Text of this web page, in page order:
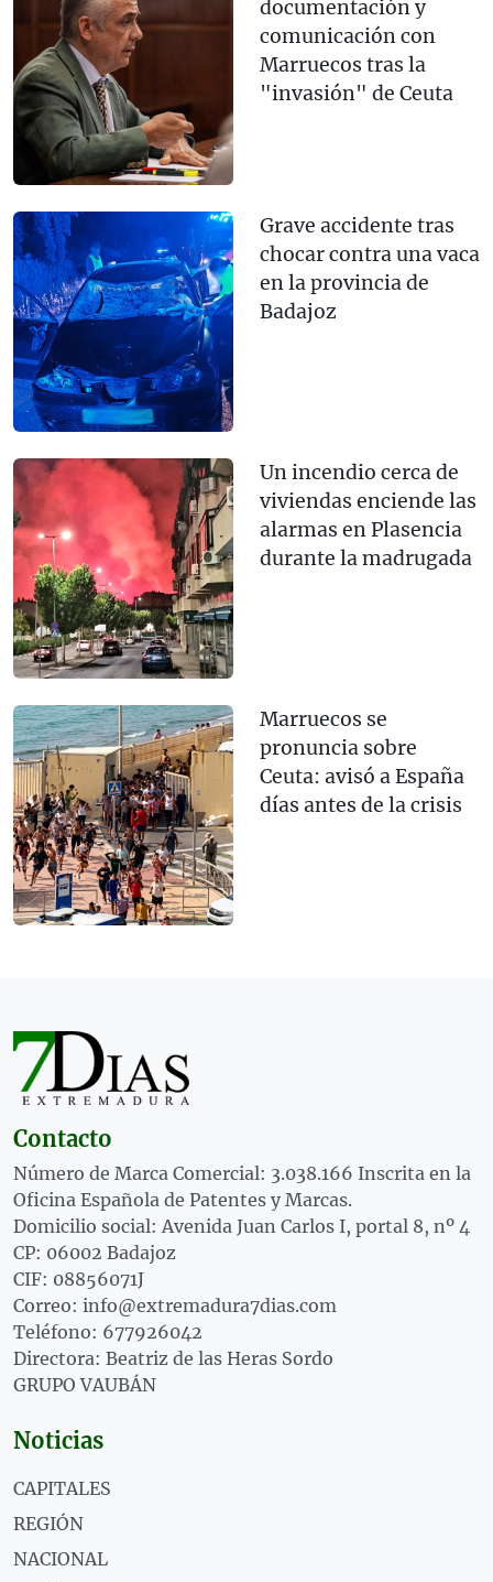
documentación y
comunicación con
Marruecos tras la
"invasión" de Ceuta
Grave accidente tras
chocar contra una vaca
en la provincia de
Badajoz
Un incendio cerca de
viviendas enciende las
alarmas en Plasencia
durante la madrugada
Marruecos se
pronuncia sobre
Ceuta: avisó a España
días antes de la crisis
Contacto
Número de Marca Comercial: 3.038.166 Inscrita en la
Oficina Española de Patentes y Marcas.
Domicilio social: Avenida Juan Carlos I, portal 8, nº 4
CP: 06002 Badajoz
CIF: 08856071J
Correo: info@extremadura7dias.com
Teléfono: 677926042
Directora: Beatriz de las Heras Sordo
GRUPO VAUBÁN
Noticias
CAPITALES
REGIÓN
NACIONAL